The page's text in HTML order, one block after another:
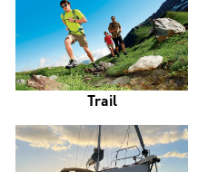
Trail